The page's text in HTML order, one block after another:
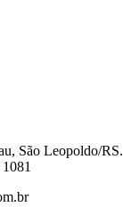
São Leopoldo/RS.